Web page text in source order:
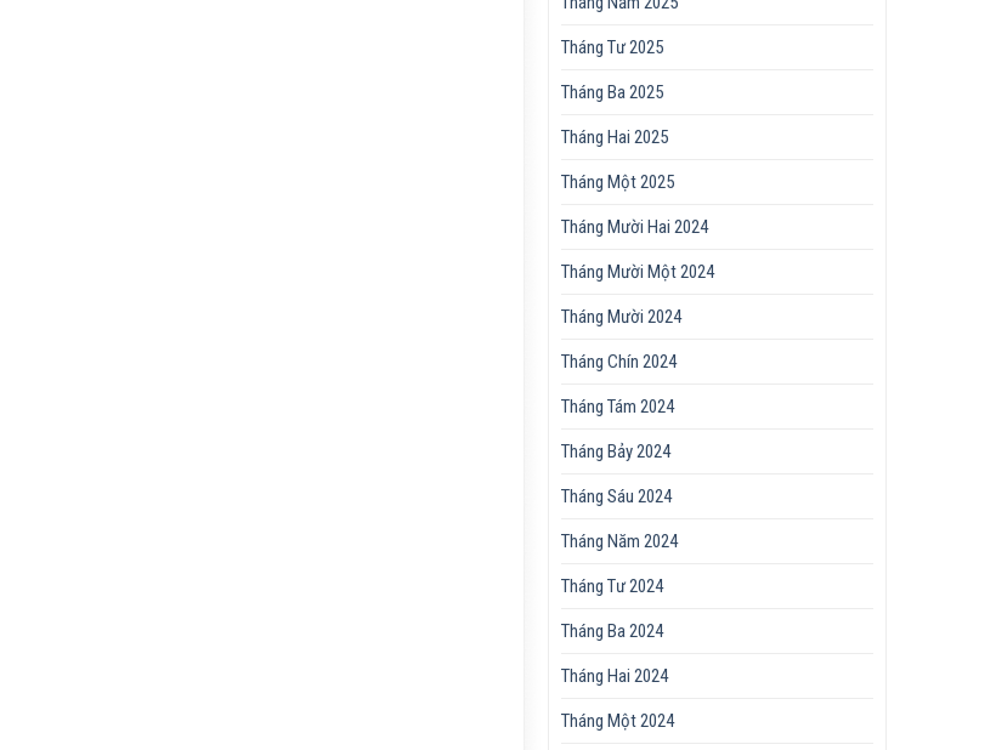
Tháng Tư 2025
Tháng Ba 2025
Tháng Hai 2025
Tháng Một 2025
Tháng Mười Hai 2024
Tháng Mười Một 2024
Tháng Mười 2024
Tháng Chín 2024
Tháng Tám 2024
Tháng Bảy 2024
Tháng Sáu 2024
Tháng Năm 2024
Tháng Tư 2024
Tháng Ba 2024
Tháng Hai 2024
Tháng Một 2024